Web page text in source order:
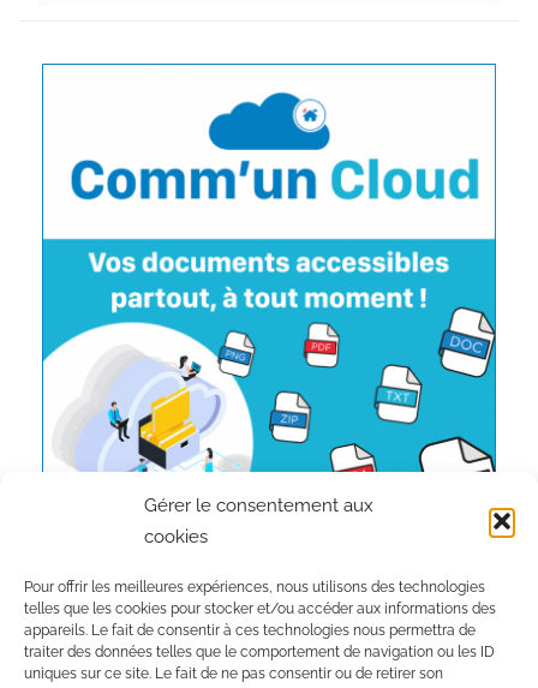
Gérer le consentement aux
cookies
Pour offrir les meilleures expériences, nous utilisons des technologies
telles que les cookies pour stocker et/ou accéder aux informations des
appareils. Le fait de consentir à ces technologies nous permettra de
traiter des données telles que le comportement de navigation ou les ID
uniques sur ce site. Le fait de ne pas consentir ou de retirer son
Inscription à la newsletter :